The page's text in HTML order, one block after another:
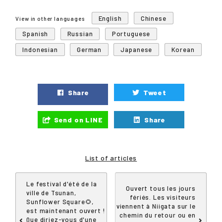
View in other languages English
Chinese
Spanish
Russian
Portuguese
Indonesian
German Japanese Korean
Share Tweet
Send on LINE Share
List of articles
Le festival d'été de la
ville de Tsunan,
Sunflower Square🌻,
est maintenant ouvert !
Que diriez-vous d'une
Ouvert tous les jours
fériés. Les visiteurs
viennent à Niigata sur le
chemin du retour ou en